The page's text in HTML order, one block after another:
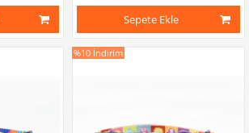
Sepete Ekle
%10 İndirim